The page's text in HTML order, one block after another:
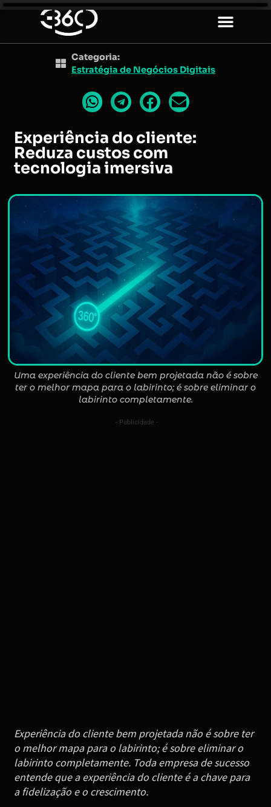
Categoria:
Estratégia de Negócios Digitais
Experiência do cliente:
Reduza custos com
tecnologia imersiva
Uma experiência do cliente bem projetada não é sobre
ter o melhor mapa para o labirinto; é sobre eliminar o
labirinto completamente.
- Publicidade -
Experiência do cliente bem projetada não é sobre ter
o melhor mapa para o labirinto; é sobre eliminar o
labirinto completamente. Toda empresa de sucesso
entende que a experiência do cliente é a chave para
a fidelização e o crescimento.